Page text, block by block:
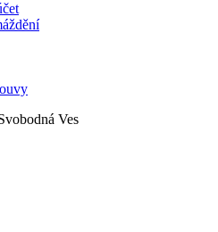
Ves